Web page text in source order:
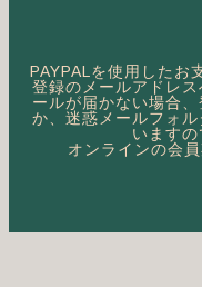
PAYPALを使用したお
登録のメールアドレ
ールが届かない場合
か、迷惑メールフォ
いますの
オンラインの会